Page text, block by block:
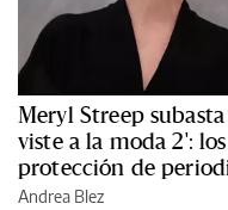
Meryl Streep
viste a la moda 2':
protección de
Andrea Blez